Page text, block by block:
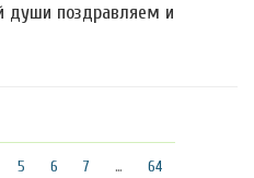
души поздравляем и
5 6 7 … 64